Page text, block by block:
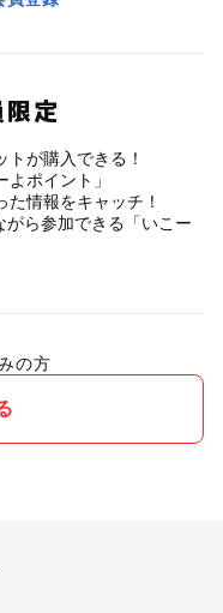
定
ら参加できる「いこー
の方